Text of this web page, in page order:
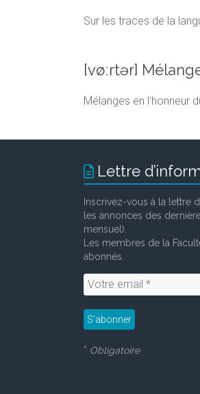
Sur les traces de la
[vøːrtər]
Mélanges en l'honneur
Lettre
Inscrivez-vous à la lettre
les annonces des
mensuel).
Les membres de la
abonnés.
* Obligatoire